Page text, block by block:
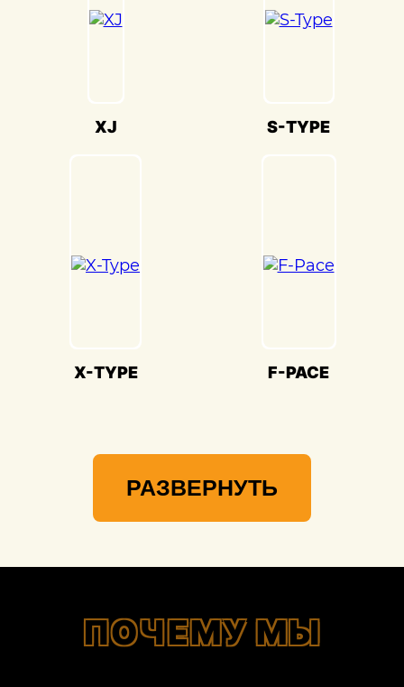
Кузовной ремонт Jaguar XJ(Ягуар
ИксДжи) в «Детейлингофъ» – это
Мы гордимся своей способностью
воссоздавать совершенство Jaguar
XJ S-TYPE
X-TYPE F-PACE
РАЗВЕРНУТЬ
ПОЧЕМУ МЫ